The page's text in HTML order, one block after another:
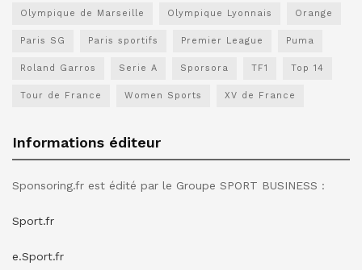
Olympique de Marseille Olympique Lyonnais Orange
Paris SG Paris sportifs Premier League Puma
Roland Garros Serie A Sporsora TF1 Top 14
Tour de France Women Sports XV de France
Informations éditeur
Sponsoring.fr est édité par le Groupe SPORT BUSINESS :
Sport.fr
e.Sport.fr